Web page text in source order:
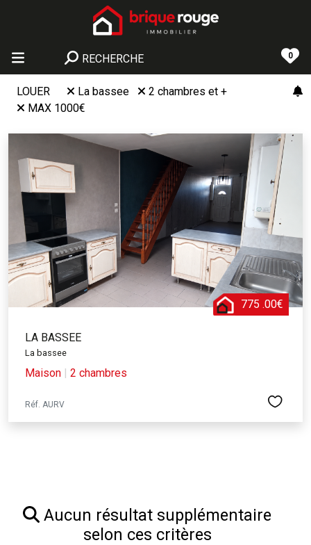
RECHERCHE 0
LOUER La bassee
2 chambres et +
MAX 1000€
775 .00€
LA BASSEE
La bassee
Maison | 2 chambres
Réf. AURV
Aucun résultat supplémentaire
selon ces critères